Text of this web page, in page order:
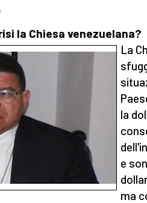
la Chiesa venezuelana?
La
la
e
ma